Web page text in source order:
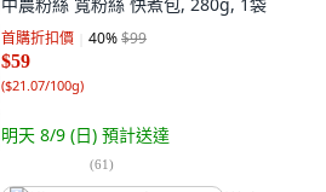
首購折扣價 40%$99
$59
($21.07/100g)
明天 8/9 (日) 預計送達
(61)